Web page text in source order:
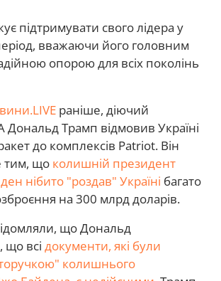
підтримувати свого лідера у
вважаючи його головним
опорою для всіх поколінь
раніше, діючий
Трамп відмовив Україні
до комплексів Patriot. Він
тим, що колишній президент
нібито "роздав" Україні багато
на 300 млрд доларів.
що Дональд
що всі документи, які були
колишнього